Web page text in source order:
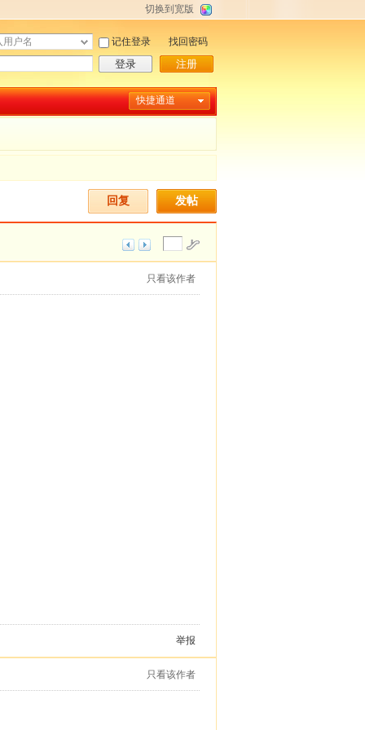
切换到宽版
记住登录
登录
找回密码
注册
快捷通道
发帖
回复
只看该作者
举报
只看该作者